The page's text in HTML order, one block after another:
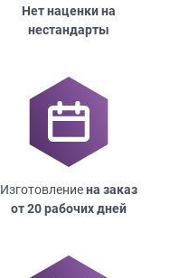
Нет наценки на
нестандарты
Изготовлениена заказ
от 20 рабочих дней